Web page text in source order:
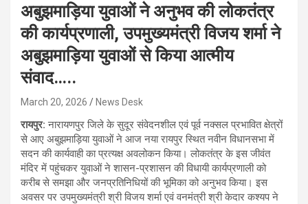
अबुझमाड़िया युवाओं ने अनुभव की लोकतंत्र
की कार्यप्रणाली, उपमुख्यमंत्री विजय शर्मा ने
अबुझमाड़िया युवाओं से किया आत्मीय
संवाद…..
March 20, 2026 News Desk
रायपुर:नारायणपुर जिले के सुदूर संवेदनशील एवं पूर्व नक्सल प्रभावित क्षेत्रों
से आए अबुझमाड़िया युवाओं ने आज नया रायपुर स्थित नवीन विधानसभा में
सदन की कार्यवाही का प्रत्यक्ष अवलोकन किया। लोकतंत्र के इस जीवंत
मंदिर में पहुंचकर युवाओं ने शासन-प्रशासन की विधायी कार्यप्रणाली को
करीब से समझा और जनप्रतिनिधियों की भूमिका को अनुभव किया। इस
अवसर पर उपमुख्यमंत्री श्री विजय शर्मा एवं वनमंत्री श्री केदार कश्यप ने